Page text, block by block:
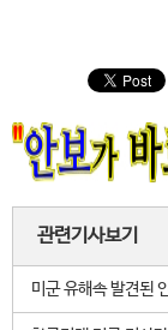
관련기사보기
미군 유해속 발견된